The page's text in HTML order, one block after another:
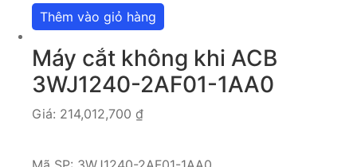
Thêm vào giỏ hàng
Máy cắt không khi ACB
3WJ1240-2AF01-1AA0
Giá: 214,012,700 ₫